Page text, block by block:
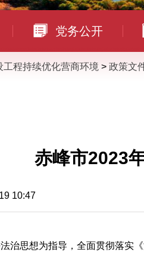
党务公开
工程持续优化营商环境 > 政策文
赤峰市2023
10:47
治思想为指导，全面贯彻落实